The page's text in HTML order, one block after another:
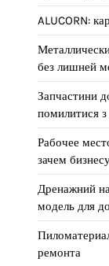
ALUCORN:
без лишней
Запчастини
помилитися
Рабочее
зачем
Дренажний
модель для
ремонта